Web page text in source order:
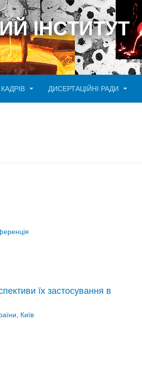
ІНСТИТУТ
ДИСЕРТАЦІЙНІ РАДИ
їх застосування в
Київ